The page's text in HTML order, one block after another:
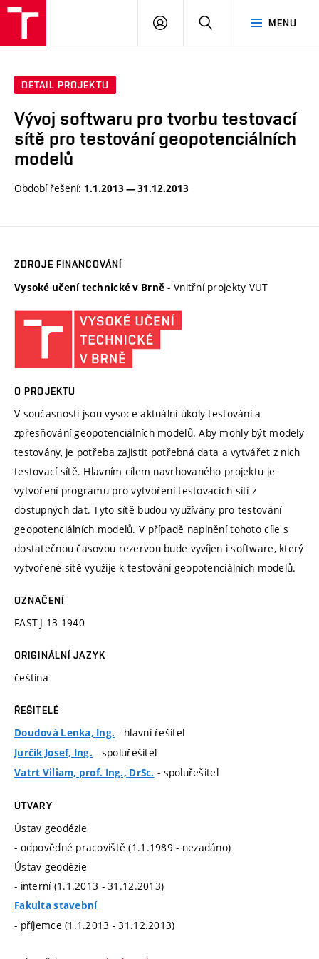
MENU
PŘIHLÁSIT
DETAIL PROJEKTU
Vývoj softwaru pro tvorbu testovací
sítě pro testování geopotenciálních
modelů
Období řešení: 1.1.2013 — 31.12.2013
ZDROJE FINANCOVÁNÍ
Vysoké učení technické v Brně - Vnitřní projekty VUT
O PROJEKTU
V současnosti jsou vysoce aktuální úkoly testování a
zpřesňování geopotenciálních modelů. Aby mohly být modely
testovány, je potřeba zajistit potřebná data a vytvářet z nich
testovací sítě. Hlavním cílem navrhovaného projektu je
vytvoření programu pro vytvoření testovacích sítí z
dostupných dat. Tyto sítě budou využívány pro testování
geopotenciálních modelů. V případě naplnění tohoto cíle s
dostatečnou časovou rezervou bude vyvíjen i software, který
vytvořené sítě využije k testování geopotenciálních modelů.
OZNAČENÍ
FAST-J-13-1940
ORIGINÁLNÍ JAZYK
čeština
ŘEŠITELÉ
Doudová Lenka, Ing. - hlavní řešitel
Jurčík Josef, Ing. - spoluřešitel
Vatrt Viliam, prof. Ing., DrSc. - spoluřešitel
ÚTVARY
Ústav geodézie
- odpovědné pracoviště (1.1.1989 - nezadáno)
Ústav geodézie
- interní (1.1.2013 - 31.12.2013)
Fakulta stavební
- příjemce (1.1.2013 - 31.12.2013)